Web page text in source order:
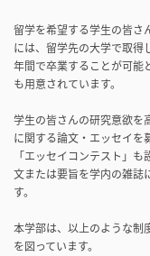
留学を希望する学生の皆さ
には、留学先の大学で取得
年間で卒業することが可能
も用意されています。
学生の皆さんの研究意欲を
に関する論文・エッセイを
「エッセイコンテスト」
文または要旨を学内の雑誌
す。
本学部は、以上のような制
を図っています。